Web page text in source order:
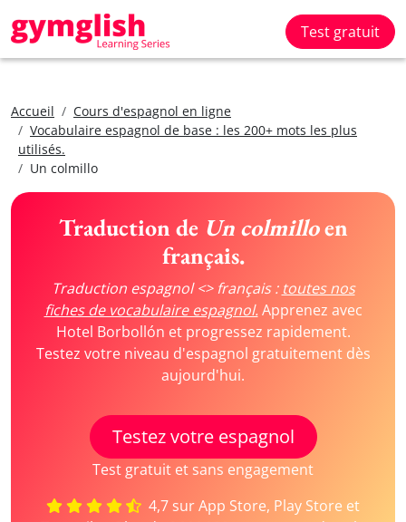
Test gratuit
Accueil
Cours d'espagnol en ligne
Vocabulaire espagnol de base : les 200+ mots les plus
utilisés.
Un colmillo
Traduction de Un colmilloen
français.
Traduction espagnol <> français : toutes nos
fiches de vocabulaire espagnol.Apprenez avec
Hotel Borbollón et progressez rapidement.
Testez votre niveau d'espagnol gratuitement dès
aujourd'hui.
Testez votre espagnol
Test gratuit et sans engagement
4,7 sur App Store, Play Store et